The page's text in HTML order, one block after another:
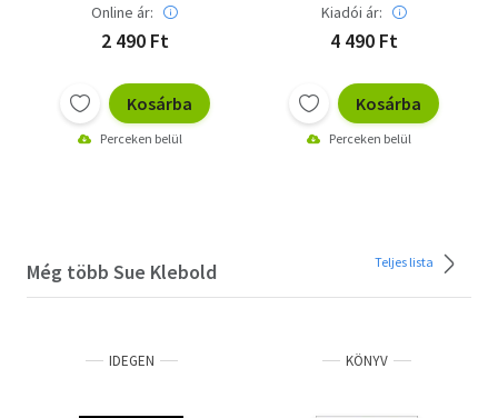
Online ár:
2 490 Ft
Kosárba
Perceken belül
Kiadói ár:
4 490 Ft
Kosárba
Perceken belül
Még több Sue Klebold Teljes lista
IDEGEN KÖNYV